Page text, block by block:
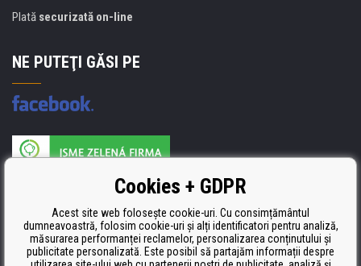
Plată securizată on-line
NE PUTEŢI GĂSI PE
Producătorul umpluturii de rezervă este certificat
ISO 9001, ISO 14001 şi STMC.Cookies + GDPR
Acest site web folosește cookie-uri. Cu consimțământul
dumneavoastră, folosim cookie-uri și alți identificatori pentru analiză,
măsurarea performanței reclamelor, personalizarea conținutului și
publicitate personalizată. Este posibil să partajăm informații despre